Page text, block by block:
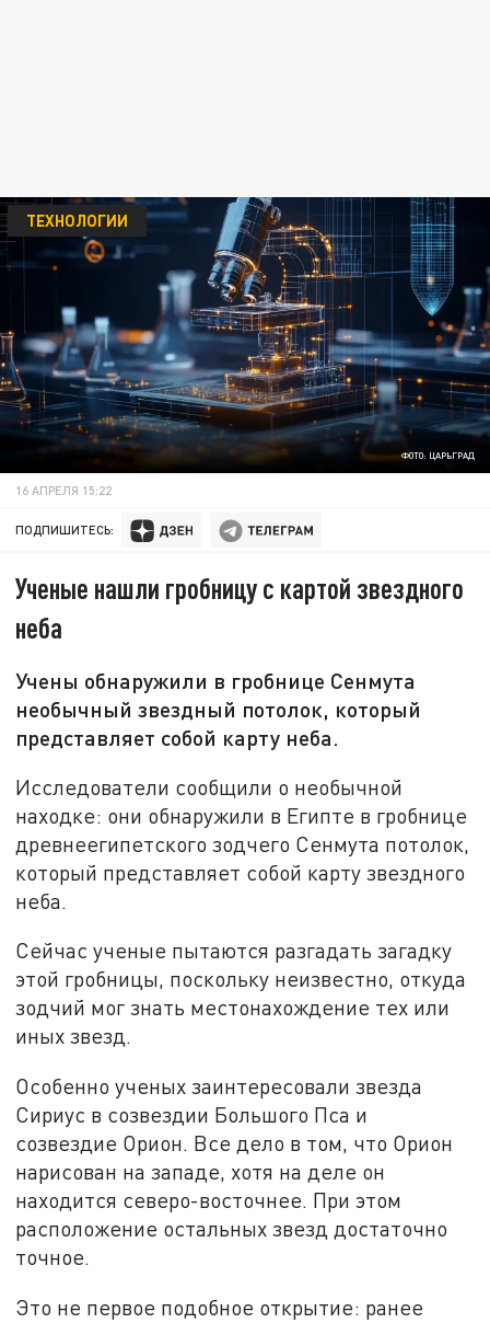
ФОТО: ЦАРЬГРАД
ТЕХНОЛОГИИ
16 АПРЕЛЯ 15:22
ПОДПИШИТЕСЬ:
Ученые нашли гробницу с картой звездного
неба
Учены обнаружили в гробнице Сенмута
необычный звездный потолок, который
представляет собой карту неба.
Исследователи сообщили о необычной
находке: они обнаружили в Египте в гробнице
древнеегипетского зодчего Сенмута потолок,
который представляет собой карту звездного
неба.
Сейчас ученые пытаются разгадать загадку
этой гробницы, поскольку неизвестно, откуда
зодчий мог знать местонахождение тех или
иных звезд.
‍Особенно ученых заинтересовали звезда
Сириус в созвездии Большого Пса и
созвездие Орион. Все дело в том, что Орион
нарисован на западе, хотя на деле он
находится северо-восточнее. При этом
расположение остальных звезд достаточно
точное.
Это не первое подобное открытие: ранее